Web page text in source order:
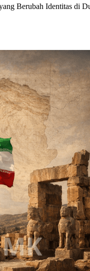
Berubah Identitas di